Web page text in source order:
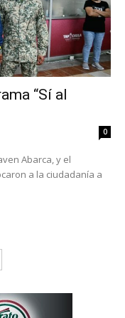
“Sí al
0
Abarca, y el
a la ciudadanía a